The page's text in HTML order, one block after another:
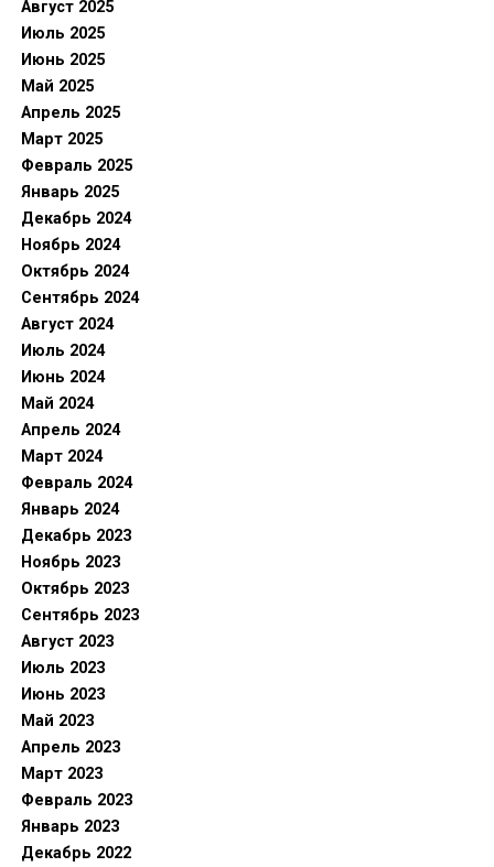
Август 2025
Июль 2025
Июнь 2025
Май 2025
Апрель 2025
Март 2025
Февраль 2025
Январь 2025
Декабрь 2024
Ноябрь 2024
Октябрь 2024
Сентябрь 2024
Август 2024
Июль 2024
Июнь 2024
Май 2024
Апрель 2024
Март 2024
Февраль 2024
Январь 2024
Декабрь 2023
Ноябрь 2023
Октябрь 2023
Сентябрь 2023
Август 2023
Июль 2023
Июнь 2023
Май 2023
Апрель 2023
Март 2023
Февраль 2023
Январь 2023
Декабрь 2022